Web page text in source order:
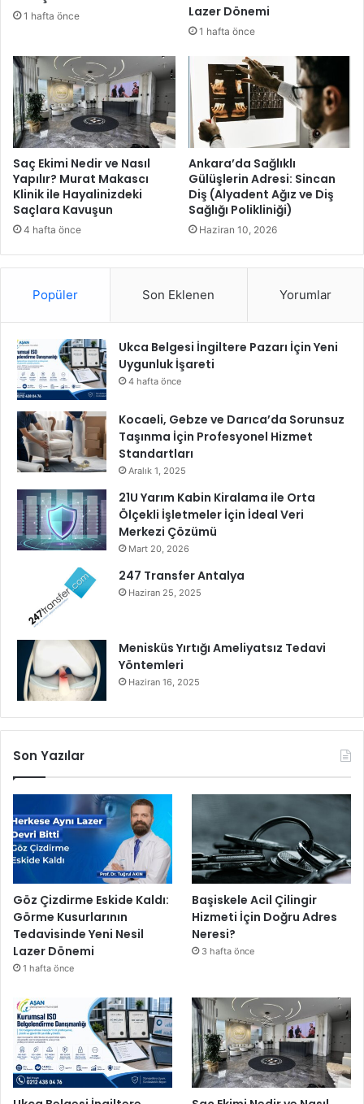
m
ü
r
k
i
y
e
,
E
A
S
p
C
2
O
y
u
n
u
d
1 hafta önce
Lazer Dönemi
1 hafta önce
Saç Ekimi Nedir ve Nasıl
Yapılır? Murat Makascı
Klinik ile Hayalinizdeki
Saçlara Kavuşun
4 hafta önce
Ankara’da Sağlıklı
Gülüşlerin Adresi: Sincan
Diş (Alyadent Ağız ve Diş
Sağlığı Polikliniği)
Haziran 10, 2026
Popüler Son Eklenen Yorumlar
Ukca Belgesi İngiltere Pazarı İçin Yeni
Uygunluk İşareti
4 hafta önce
Kocaeli, Gebze ve Darıca’da Sorunsuz
Taşınma İçin Profesyonel Hizmet
Standartları
Aralık 1, 2025
21U Yarım Kabin Kiralama ile Orta
Ölçekli İşletmeler İçin İdeal Veri
Merkezi Çözümü
Mart 20, 2026
247 Transfer Antalya
Haziran 25, 2025
Menisküs Yırtığı Ameliyatsız Tedavi
Yöntemleri
Haziran 16, 2025
Son Yazılar
Göz Çizdirme Eskide Kaldı:
Görme Kusurlarının
Tedavisinde Yeni Nesil
Lazer Dönemi
1 hafta önce
Başiskele Acil Çilingir
Hizmeti İçin Doğru Adres
Neresi?
3 hafta önce